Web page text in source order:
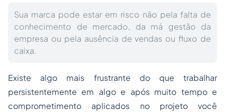
Sua marca pode estar em risco não pela falta de
conhecimento de mercado, da má gestão da
empresa ou pela ausência de vendas ou fluxo de
caixa.
Existe algo mais frustrante do que trabalhar
persistentemente em algo e após muito tempo e
comprometimento aplicados no projeto você